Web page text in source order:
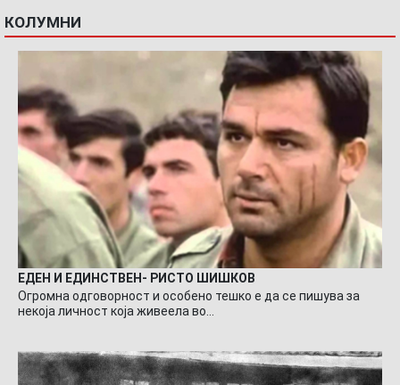
КОЛУМНИ
ЕДЕН И ЕДИНСТВЕН- РИСТО ШИШКОВ
Огромна одговорност и особено тешко е да се пишува за
некоја личност која живеела во…